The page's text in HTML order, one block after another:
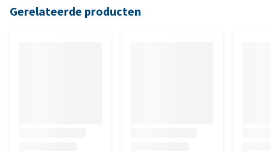
Gerelateerde producten